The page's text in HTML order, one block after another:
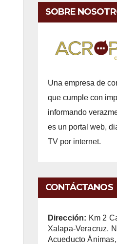
SOBRE
Una empresa de
que cumple con
informando
es un portal web,
TV por internet.
CONTÁCTANOS
Dirección: Km 2
Xalapa-Veracruz,
Acueducto